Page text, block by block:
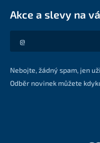
Akce a slevy na
Akce a slevy na váš e-mail
Nebojte, žádný spam, jen
Odběr novinek můžete